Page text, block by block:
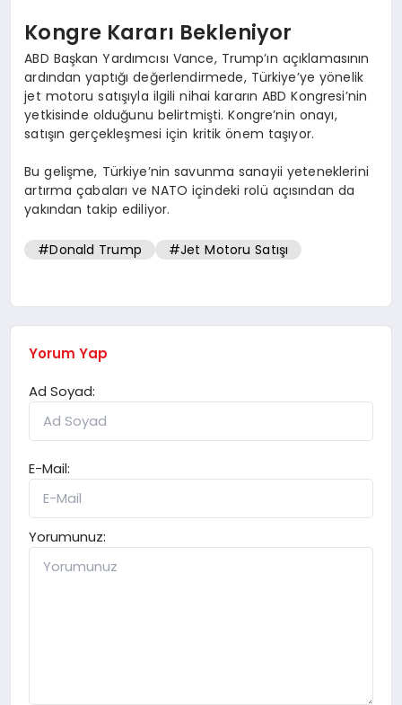
Kongre Kararı Bekleniyor
ABD Başkan Yardımcısı Vance, Trump’ın açıklamasının
ardından yaptığı değerlendirmede, Türkiye’ye yönelik
jet motoru satışıyla ilgili nihai kararın ABD Kongresi’nin
yetkisinde olduğunu belirtmişti. Kongre’nin onayı,
satışın gerçekleşmesi için kritik önem taşıyor.
Bu gelişme, Türkiye’nin savunma sanayii yeteneklerini
artırma çabaları ve NATO içindeki rolü açısından da
yakından takip ediliyor.
#Donald Trump #Jet Motoru Satışı
Yorum Yap
Ad Soyad:
E-Mail:
Yorumunuz: